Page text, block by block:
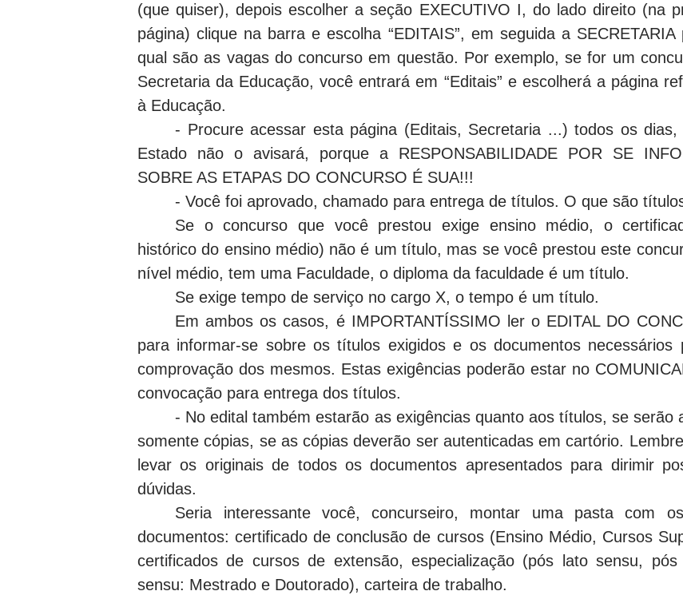
(que quiser), depois escolher a seção EXECUTIVO I, do lado direito (na
página) clique na barra e escolha “EDITAIS”, em seguida a SECRETARIA
qual são as vagas do concurso em questão. Por exemplo, se for um
Secretaria da Educação, você entrará em “Editais” e escolherá a página
à Educação.
- Procure acessar esta página (Editais, Secretaria ...) todos os dias,
Estado não o avisará, porque a RESPONSABILIDADE POR SE
SOBRE AS ETAPAS DO CONCURSO É SUA!!!
- Você foi aprovado, chamado para entrega de títulos. O que são
Se o concurso que você prestou exige ensino médio, o
histórico do ensino médio) não é um título, mas se você prestou este
nível médio, tem uma Faculdade, o diploma da faculdade é um título.
Se exige tempo de serviço no cargo X, o tempo é um título.
Em ambos os casos, é IMPORTANTÍSSIMO ler o EDITAL DO
para informar-se sobre os títulos exigidos e os documentos necessários
comprovação dos mesmos. Estas exigências poderão estar no
convocação para entrega dos títulos.
- No edital também estarão as exigências quanto aos títulos, se serão
somente cópias, se as cópias deverão ser autenticadas em cartório.
levar os originais de todos os documentos apresentados para dirimir
dúvidas.
Seria interessante você, concurseiro, montar uma pasta com
documentos: certificado de conclusão de cursos (Ensino Médio, Cursos
certificados de cursos de extensão, especialização (pós lato sensu, pós
sensu: Mestrado e Doutorado), carteira de trabalho.